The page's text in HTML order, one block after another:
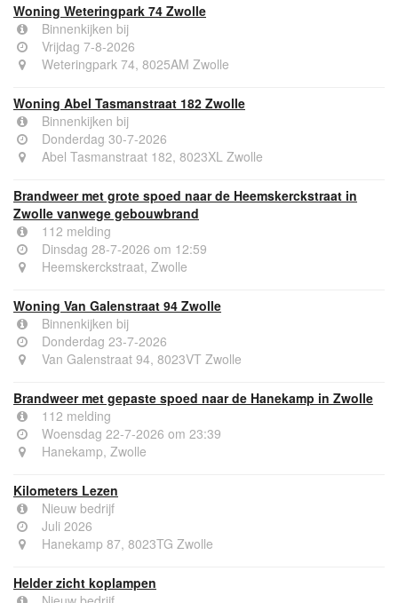
Woning Weteringpark 74 Zwolle
Binnenkijken bij
Vrijdag 7-8-2026
Weteringpark 74, 8025AM Zwolle
Woning Abel Tasmanstraat 182 Zwolle
Binnenkijken bij
Donderdag 30-7-2026
Abel Tasmanstraat 182, 8023XL Zwolle
Brandweer met grote spoed naar de Heemskerckstraat in
Zwolle vanwege gebouwbrand
112 melding
Dinsdag 28-7-2026 om 12:59
Heemskerckstraat, Zwolle
Woning Van Galenstraat 94 Zwolle
Binnenkijken bij
Donderdag 23-7-2026
Van Galenstraat 94, 8023VT Zwolle
Brandweer met gepaste spoed naar de Hanekamp in Zwolle
112 melding
Woensdag 22-7-2026 om 23:39
Hanekamp, Zwolle
Kilometers Lezen
Nieuw bedrijf
Juli 2026
Hanekamp 87, 8023TG Zwolle
Helder zicht koplampen